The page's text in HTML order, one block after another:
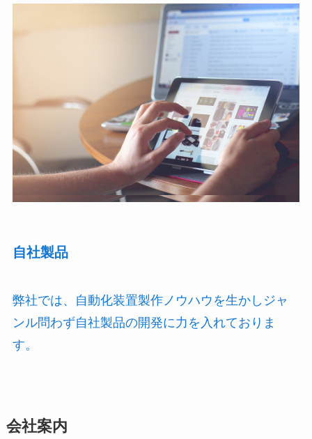
自社製品
弊社では、自動化装置製作ノウハウを生かしジャ
ンル問わず自社製品の開発に力を入れておりま
す。
会社案内